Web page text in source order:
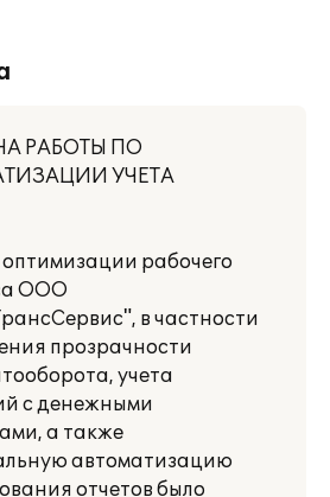
РАБОТЫ ПО
УЧЕТА
рабочего
ООО
в частности
прозрачности
учета
с денежными
а также
автоматизацию
отчетов было